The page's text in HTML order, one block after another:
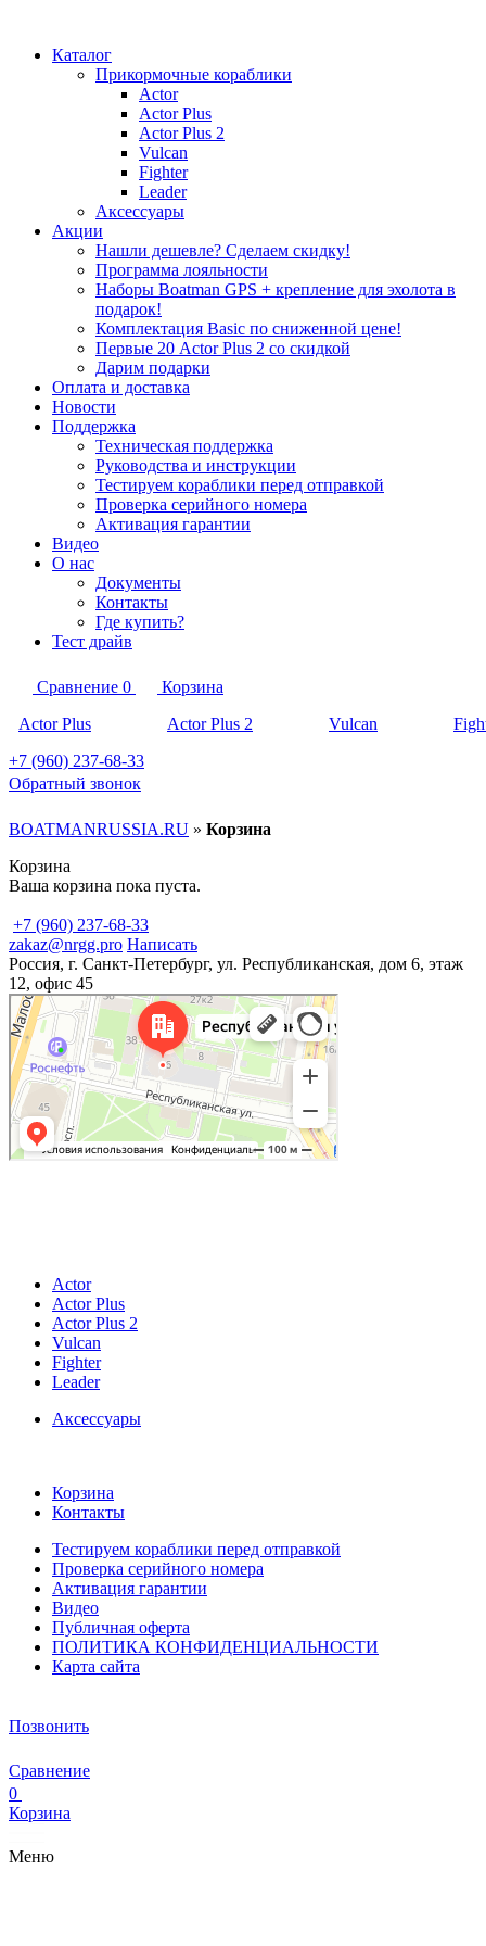
Каталог
Прикормочные кораблики
Actor
Actor Plus
Actor Plus 2
Vulcan
Fighter
Leader
Аксессуары
Акции
Нашли дешевле? Сделаем скидку!
Программа лояльности
Наборы Boatman GPS + крепление для эхолота в
подарок!
Комплектация Basic по сниженной цене!
Первые 20 Actor Plus 2 со скидкой
Дарим подарки
Оплата и доставка
Новости
Поддержка
Техническая поддержка
Руководства и инструкции
Тестируем кораблики перед отправкой
Проверка серийного номера
Активация гарантии
Видео
О нас
Документы
Контакты
Где купить?
Тест драйв
Сравнение 0
Корзина
Actor Plus
Actor Plus 2 Vulcan
+7 (960) 237-68-33
Обратный звонок
BOATMANRUSSIA.RU » Корзина
Корзина
Ваша корзина пока пуста.
+7 (960) 237-68-33
zakaz@nrgg.pro Написать
Россия, г. Санкт-Петербург, ул. Республиканская, дом 6, этаж
12, офис 45
Actor
Actor Plus
Actor Plus 2
Vulcan
Fighter
Leader
Аксессуары
Корзина
Контакты
Тестируем кораблики перед отправкой
Проверка серийного номера
Активация гарантии
Видео
Публичная оферта
ПОЛИТИКА КОНФИДЕНЦИАЛЬНОСТИ
Карта сайта
Позвонить
Сравнение
0
Корзина
Меню